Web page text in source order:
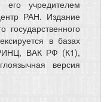
учредителем
РАН. Издание
государственного
в базах
ВАК РФ (К1),
версия